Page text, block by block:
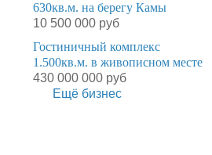
630кв.м. на берегу Камы
10 500 000 руб
Гостиничный комплекс
1.500кв.м. в живописном месте
430 000 000 руб
Ещё бизнес